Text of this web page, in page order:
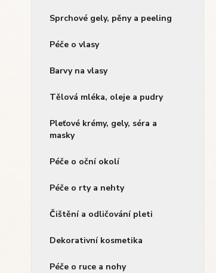
Sprchové gely, pěny a peeling
Péče o vlasy
Barvy na vlasy
Tělová mléka, oleje a pudry
Pleťové krémy, gely, séra a
masky
Péče o oční okolí
Péče o rty a nehty
Čištění a odličování pleti
Dekorativní kosmetika
Péče o ruce a nohy